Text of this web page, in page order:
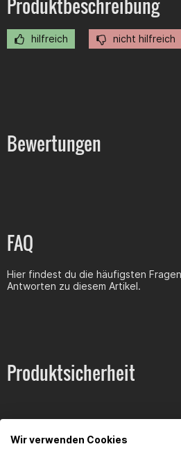
Produktbeschreibung
hilfreich nicht hilfreich
Bewertungen
FAQ
Hier findest du die häufigsten
Antworten zu diesem Artikel.
Produktsicherheit
Wir verwenden Cookies